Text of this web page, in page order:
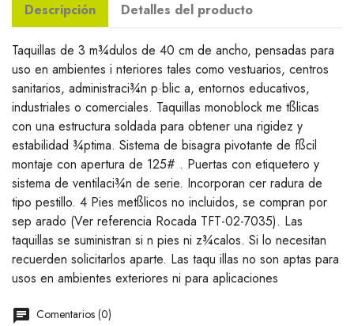
Descripción Detalles del producto
Taquillas de 3 m¾dulos de 40 cm de ancho, pensadas para
uso en ambientes i nteriores tales como vestuarios, centros
sanitarios, administraci¾n p·blic a, entornos educativos,
industriales o comerciales. Taquillas monoblock me tßlicas
con una estructura soldada para obtener una rigidez y
estabilidad ¾ptima. Sistema de bisagra pivotante de fßcil
montaje con apertura de 125# . Puertas con etiquetero y
sistema de ventilaci¾n de serie. Incorporan cer radura de
tipo pestillo. 4 Pies metßlicos no incluidos, se compran por
sep arado (Ver referencia Rocada TFT-02-7035). Las
taquillas se suministran si n pies ni z¾calos. Si lo necesitan
recuerden solicitarlos aparte. Las taqu illas no son aptas para
usos en ambientes exteriores ni para aplicaciones
Comentarios (0)